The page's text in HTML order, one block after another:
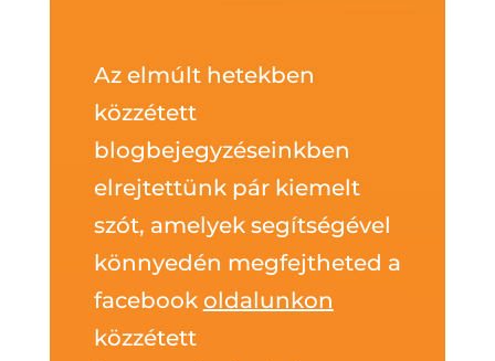
Az elmúlt hetekben
közzétett
blogbejegyzéseinkben
elrejtettünk pár kiemelt
szót, amelyek segítségével
könnyedén megfejtheted a
facebook oldalunkon
közzétett